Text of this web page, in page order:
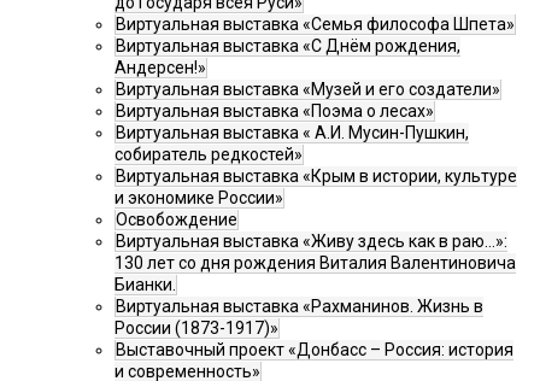
Виртуальная выставка «Семья философа Шпета»
Виртуальная выставка «С Днём рождения,
Андерсен!»
Виртуальная выставка «Музей и его создатели»
Виртуальная выставка «Поэма о лесах»
Виртуальная выставка « А.И. Мусин-Пушкин,
собиратель редкостей»
Виртуальная выставка «Крым в истории, культуре
и экономике России»
Освобождение
Виртуальная выставка «Живу здесь как в раю…»:
130 лет со дня рождения Виталия Валентиновича
Бианки.
Виртуальная выставка «Рахманинов. Жизнь в
России (1873-1917)»
Выставочный проект «Донбасс – Россия: история
и современность»